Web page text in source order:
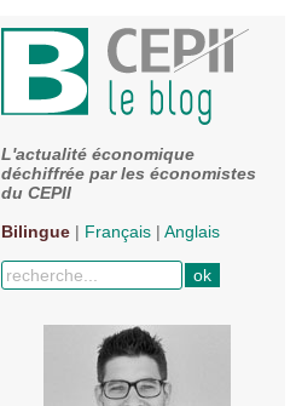
L'actualité économique
déchiffrée par les économistes
du CEPII
Bilingue | Français | Anglais